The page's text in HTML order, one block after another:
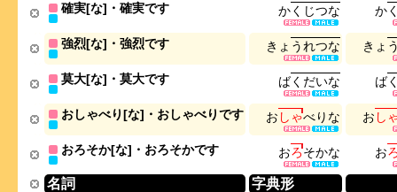
確実[な]・確実です かく じつな か
強烈[な]・強烈です き ょ うれつな き ょ
莫大[な]・莫大です ばく だいな ば
おしゃべり[な]・おしゃべりです お し ゃべり な お し
おろそか[な]・おろそかです おろそかな お
名詞 字典形